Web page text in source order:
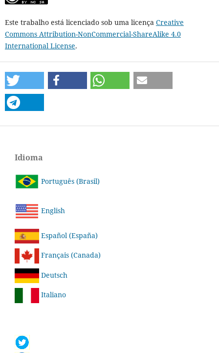
Este trabalho está licenciado sob uma licença Creative
Commons Attribution-NonCommercial-ShareAlike 4.0
International License.
Idioma
Português (Brasil)
English
Español (España)
Français (Canada)
Deutsch
Italiano